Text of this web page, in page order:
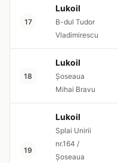
17
Lukoil
B-dul Tudor
Vladimirescu
18
Lukoil
Șoseaua
Mihai Bravu
19
Lukoil
Splai Unirii
nr.164 /
Șoseaua